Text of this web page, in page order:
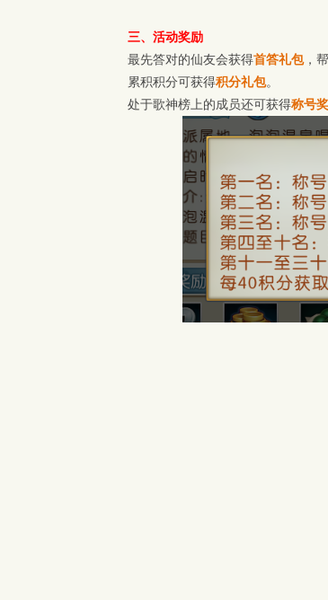
三、活动奖励
最先答对的仙友会获得首答礼包，
累积积分可获得积分礼包。
处于歌神榜上的成员还可获得称号